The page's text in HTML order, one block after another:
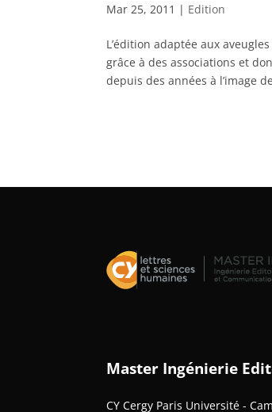
Mar 25, 2011 | Edition
L’édition adaptée aux
grâce à des associations et
depuis des années à l’image
Master Ingénierie
CY Cergy Paris Université -